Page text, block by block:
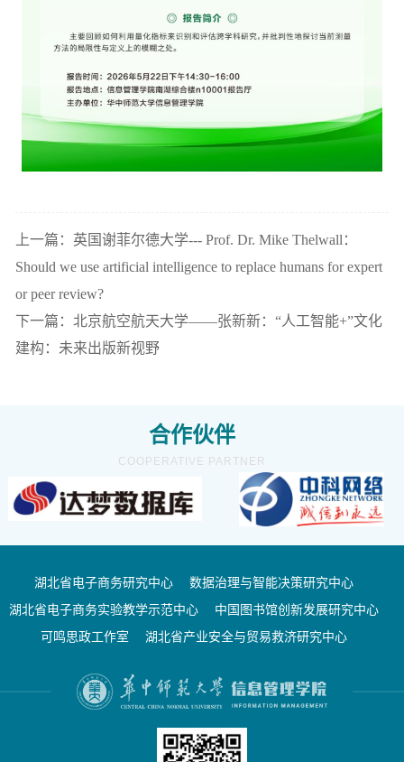
上一篇：英国谢菲尔德大学--- Prof. Dr. Mike Thelwall：
Should we use artificial intelligence to replace humans for expert
or peer review?
下一篇：北京航空航天大学——张新新：“人工智能+”文化
建构：未来出版新视野
合作伙伴
COOPERATIVE PARTNER
湖北省电子商务研究中心
数据治理与智能决策研究中心
湖北省电子商务实验教学示范中心
中国图书馆创新发展研究中心
可鸣思政工作室
湖北省产业安全与贸易救济研究中心